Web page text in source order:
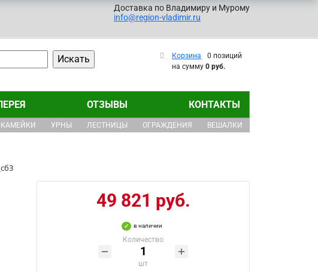
Доставка по Владимиру и Мурому
info@region-vladimir.ru
Корзина
0 позиций
на сумму 0 руб.
ОТЗЫВЫ КОНТАКТЫ
УРНЫ ЛЕСТНИЦЫ ОГРАЖДЕНИЯ ВЕШАЛКИ
49 821 руб.
в наличии
Количество
шт